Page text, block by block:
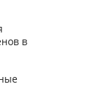
в